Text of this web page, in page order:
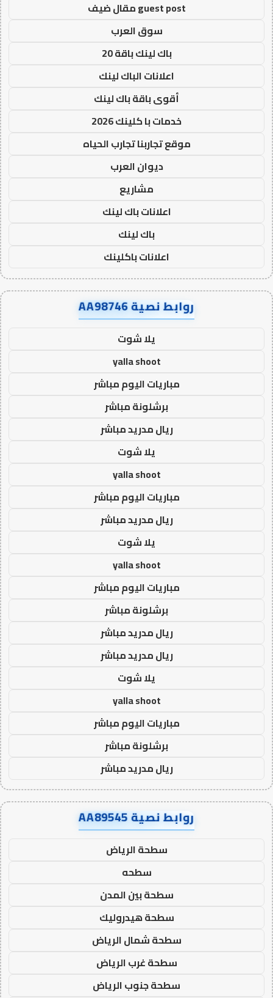
guest post مقال ضيف
سوق العرب
باك لينك باقة 20
اعلانات الباك لينك
أقوى باقة باك لينك
خدمات با كلينك 2026
موقع تجاربنا تجارب الحياه
ديوان العرب
مشاريع
اعلانات باك لينك
باك لينك
اعلانات باكلينك
روابط نصية AA98746
يلا شوت
yalla shoot
مباريات اليوم مباشر
برشلونة مباشر
ريال مدريد مباشر
يلا شوت
yalla shoot
مباريات اليوم مباشر
ريال مدريد مباشر
يلا شوت
yalla shoot
مباريات اليوم مباشر
برشلونة مباشر
ريال مدريد مباشر
ريال مدريد مباشر
يلا شوت
yalla shoot
مباريات اليوم مباشر
برشلونة مباشر
ريال مدريد مباشر
روابط نصية AA89545
سطحة الرياض
سطحه
سطحة بين المدن
سطحة هيدروليك
سطحة شمال الرياض
سطحة غرب الرياض
سطحة جنوب الرياض